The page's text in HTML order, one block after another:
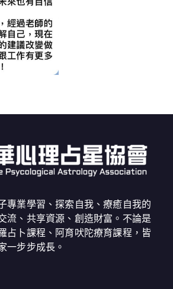
專業學習、探索自我、療癒自我的
流、共享資源、創造財富。不論是
占卜課程、阿育吠陀療育課程，皆
一步步成長。